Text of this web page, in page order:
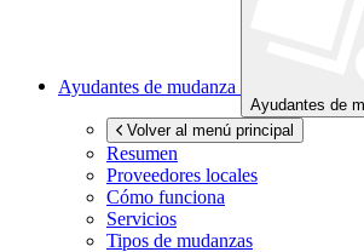
Ayudantes de mudanza
Ayudantes de
Volver al menú principal
Resumen
Proveedores locales
Cómo funciona
Servicios
Tipos de mudanzas